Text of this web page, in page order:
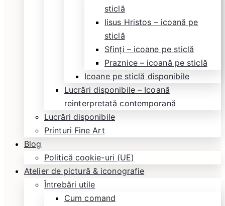
sticlă
Iisus Hristos – icoană pe
sticlă
Sfinți – icoane pe sticlă
Praznice – icoană pe sticlă
Icoane pe sticlă disponibile
Lucrări disponibile – Icoană
reinterpretată contemporană
Lucrări disponibile
Printuri Fine Art
Blog
Politică cookie-uri (UE)
Atelier de pictură & iconografie
Întrebări utile
Cum comand